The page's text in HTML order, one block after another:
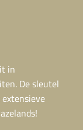
in
De sleutel